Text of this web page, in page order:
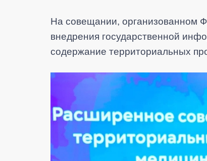
На совещании, организованном
внедрения государственной
содержание территориальных